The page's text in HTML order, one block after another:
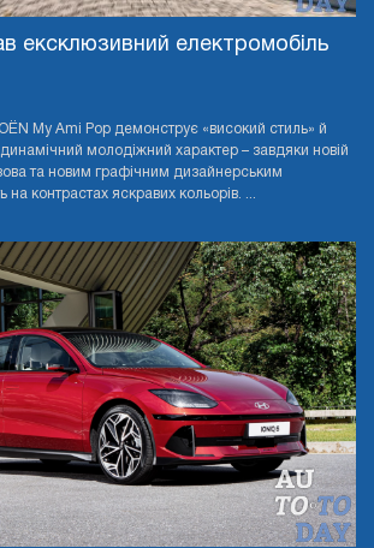
ексклюзивний електромобіль
My Ami Pop демонструє «високий стиль» й
молодіжний характер – завдяки новій
та новим графічним дизайнерським
контрастах яскравих кольорів. ...